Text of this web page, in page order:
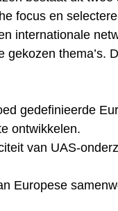
focus en
internationale
thema’s.
gedefinieerde
ontwikkelen.
van
Europese